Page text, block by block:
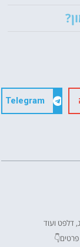
Telegram
דלפט ועוד